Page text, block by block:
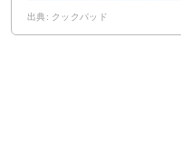
出典: クックパッド